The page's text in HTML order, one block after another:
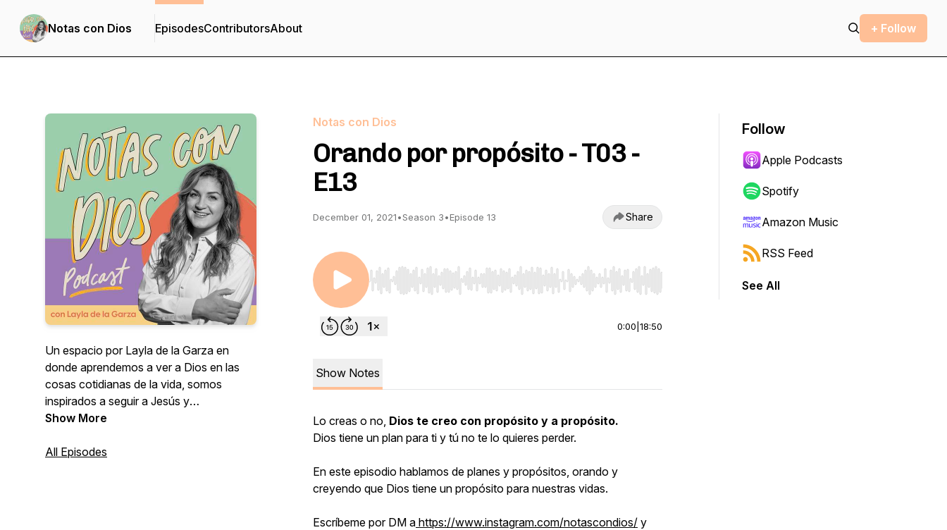
Notas con Dios EpisodesContributorsAbout + Follow
Un espacio por Layla de la Garza en
donde aprendemos a ver a Dios en las
cosas cotidianas de la vida, somos
inspirados a seguir a Jesús y
encontramos esperanza en el proceso.
Show More
All Episodes
Notas con Dios
Orando por propósito - T03 -
E13
December 01, 2021•Season 3•Episode 13 Share
Use Left/Right to seek, Home/End to jump to start or end. Hold shift to jump forward or backward.
0:00 18:50
Show Notes
Lo creas o no, Dios te creo con propósito y a propósito.
Dios tiene un plan para ti y tú no te lo quieres perder.
En este episodio hablamos de planes y propósitos, orando y
creyendo que Dios tiene un propósito para nuestras vidas.
Escríbeme por DM a https://www.instagram.com/notascondios/ y
Follow
Apple Podcasts
Spotify
Amazon Music
RSS Feed
See All